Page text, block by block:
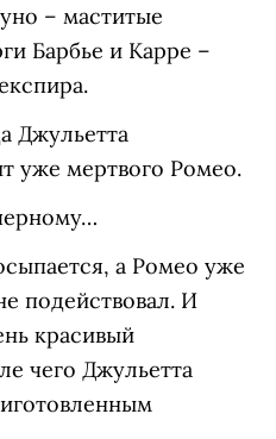
– маститые
Барбье и Карре –
Джульетта
уже мертвого Ромео.
а Ромео уже
подействовал. И
красивый
чего Джульетта